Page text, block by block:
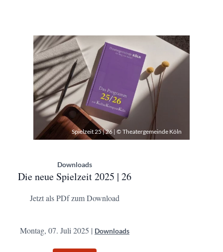
Spielzeit 25 | 26 | © Theatergemeinde Köln
Downloads
Die neue Spielzeit 2025 | 26
Jetzt als PDf zum Download
Montag, 07. Juli 2025 | Downloads